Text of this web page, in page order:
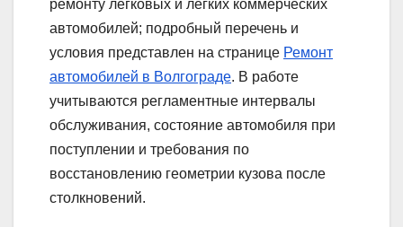
ремонту легковых и лёгких коммерческих
автомобилей; подробный перечень и
условия представлен на странице Ремонт
автомобилей в Волгограде. В работе
учитываются регламентные интервалы
обслуживания, состояние автомобиля при
поступлении и требования по
восстановлению геометрии кузова после
столкновений.